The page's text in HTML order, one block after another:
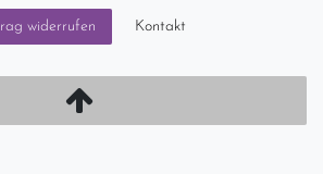
widerrufen Kontakt